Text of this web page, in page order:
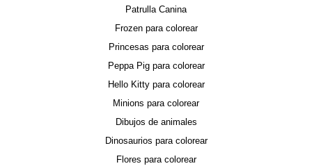
Patrulla Canina
Frozen para colorear
Princesas para colorear
Peppa Pig para colorear
Hello Kitty para colorear
Minions para colorear
Dibujos de animales
Dinosaurios para colorear
Flores para colorear